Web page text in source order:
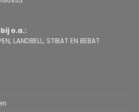
o.a.:
LANDBELL, STIBAT EN BEBAT